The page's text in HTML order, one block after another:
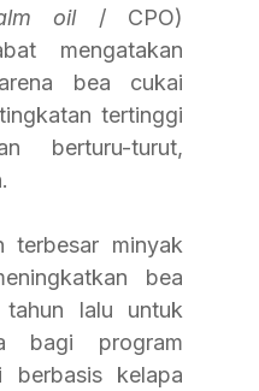
oil / CPO)
mengatakan
bea cukai
tertinggi
berturu-turut,
terbesar minyak
bea
lalu untuk
bagi program
berbasis kelapa